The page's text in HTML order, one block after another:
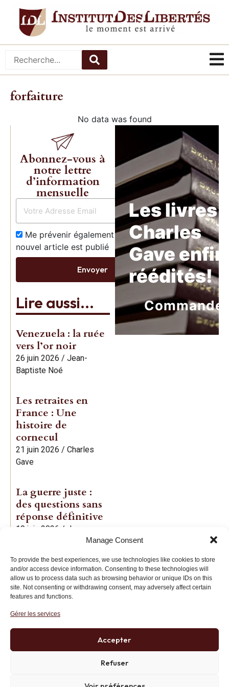
Manage Consent
To provide the best experiences, we use technologies like cookies to store
and/or access device information. Consenting to these technologies will
allow us to process data such as browsing behavior or unique IDs on this
site. Not consenting or withdrawing consent, may adversely affect certain
features and functions.
Gérer les services
Accepter
Refuser
forfaiture
No data was found
Abonnez-vous à
notre lettre
d’information
mensuelle
Me prévenir également dès qu’un
nouvel article est publié
Envoyer
Lire aussi...
Venezuela : la ruée
vers l’or noir
26 juin 2026 / Jean-
Baptiste Noé
Les retraites en
France : Une
histoire de
cornecul
21 juin 2026 / Charles
Gave
La guerre juste :
des questions sans
réponse définitive
19 juin 2026 / Jean-
Les livres
Charles
Gave enfin
réédités!
Institut des Libertés
+33 (0)1 71 20 45 39